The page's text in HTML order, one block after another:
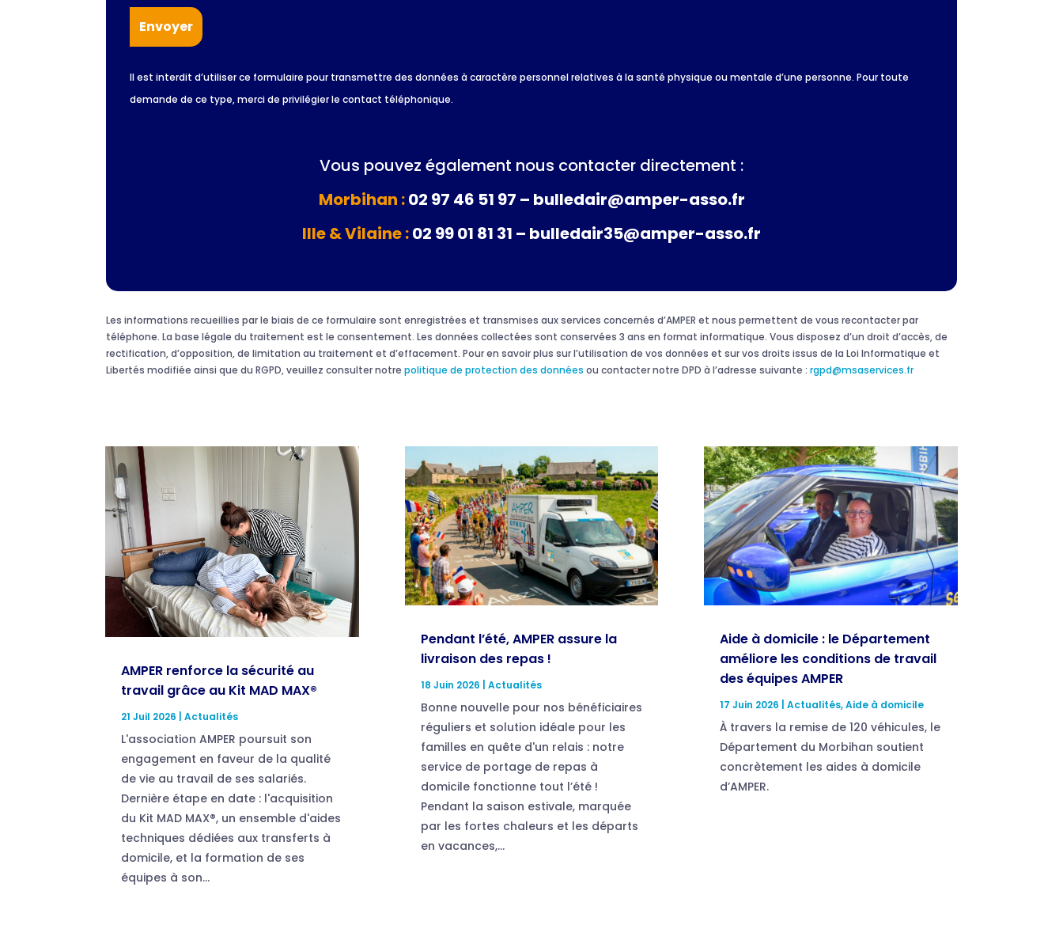
Il est interdit d’utiliser ce formulaire pour transmettre des données à caractère personnel relatives à la santé physique ou mentale d’une personne. Pour toute
demande de ce type, merci de privilégier le contact téléphonique.
Vous pouvez également nous contacter directement :
Morbihan :02 97 46 51 97 – bulledair@amper-asso.fr
Ille & Vilaine :02 99 01 81 31 – bulledair35@amper-asso.fr
Les informations recueillies par le biais de ce formulaire sont enregistrées et transmises aux services concernés d’AMPER et nous permettent de vous recontacter par
téléphone. La base légale du traitement est le consentement. Les données collectées sont conservées 3 ans en format informatique. Vous disposez d’un droit d’accès, de
rectification, d’opposition, de limitation au traitement et d’effacement. Pour en savoir plus sur l’utilisation de vos données et sur vos droits issus de la Loi Informatique et
Libertés modifiée ainsi que du RGPD, veuillez consulter notrepolitique de protection des données ou contacter notre DPD à l’adresse suivante :rgpd@msaservices.fr
AMPER renforce la sécurité au
travail grâce au Kit MAD MAX®
21 Juil 2026 |Actualités
L'association AMPER poursuit son
engagement en faveur de la qualité
de vie au travail de ses salariés.
Dernière étape en date : l'acquisition
du Kit MAD MAX®, un ensemble d'aides
techniques dédiées aux transferts à
domicile, et la formation de ses
équipes à son...
Pendant l’été, AMPER assure la
livraison des repas !
18 Juin 2026 Actualités
Bonne nouvelle pour nos bénéficiaires
réguliers et solution idéale pour les
familles en quête d'un relais : notre
service de portage de repas à
domicile fonctionne tout l’été !
Pendant la saison estivale, marquée
par les fortes chaleurs et les départs
en vacances,...
Aide à domicile : le Département
améliore les conditions de travail
des équipes AMPER
17 Juin 2026 Actualités,Aide à domicile
À travers la remise de 120 véhicules, le
Département du Morbihan soutient
concrètement les aides à domicile
d’AMPER.